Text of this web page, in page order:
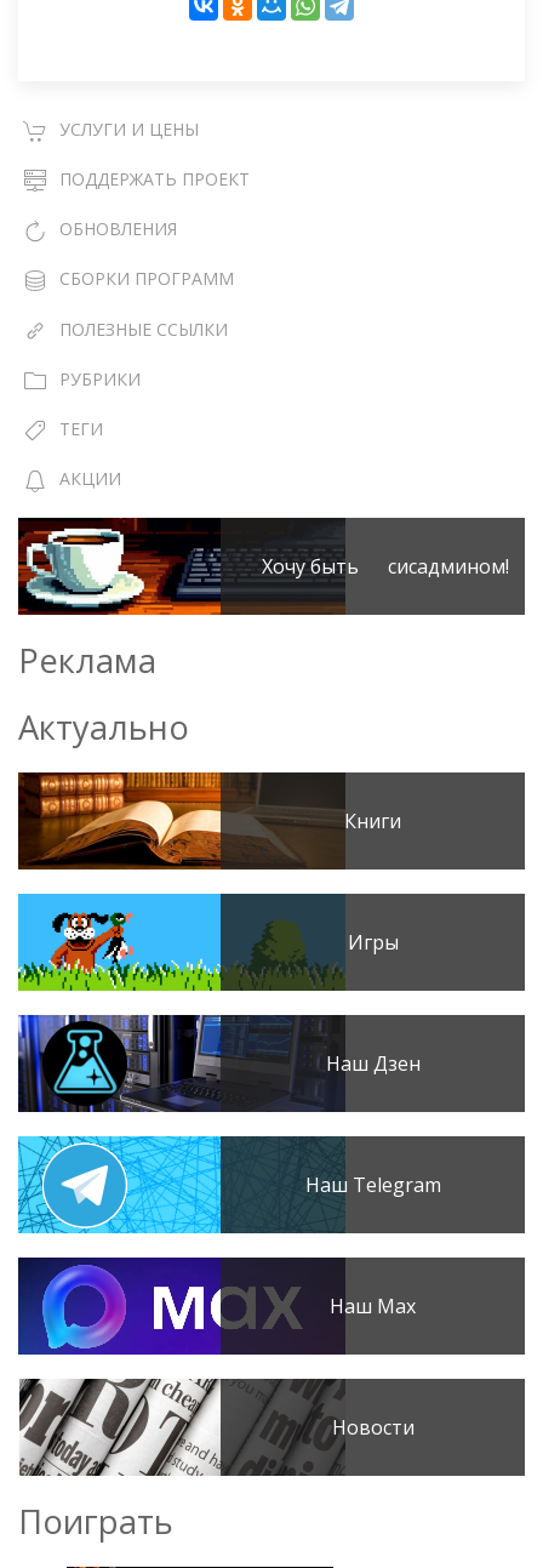
УСЛУГИ И ЦЕНЫ
ПОДДЕРЖАТЬ ПРОЕКТ
ОБНОВЛЕНИЯ
СБОРКИ ПРОГРАММ
ПОЛЕЗНЫЕ ССЫЛКИ
РУБРИКИ
ТЕГИ
АКЦИИ
Хочу быть сисадмином!
Реклама
Актуально
Книги
Игры
Наш Дзен
Наш Telegram
Наш Max
Новости
Поиграть